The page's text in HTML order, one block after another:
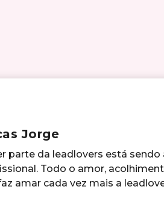
Jorge
parte da leadlovers está
Todo o amor,
amar cada vez mais a